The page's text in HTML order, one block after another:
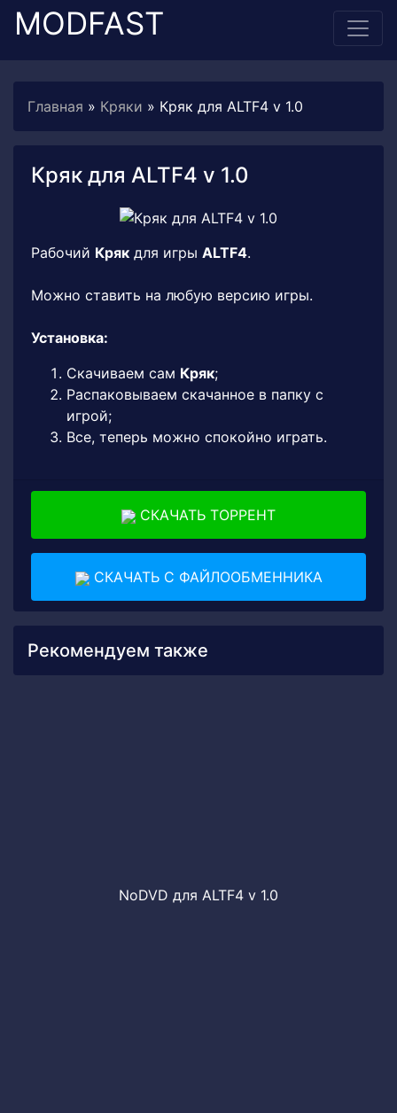
MODFAST
Главная » Кряки » Кряк для ALTF4 v 1.0
Кряк для ALTF4 v 1.0
Рабочий Кряк для игры ALTF4.
Можно ставить на любую версию игры.
Установка:
Скачиваем сам Кряк;
Распаковываем скачанное в папку с
игрой;
Все, теперь можно спокойно играть.
СКАЧАТЬ ТОРРЕНТ
СКАЧАТЬ С ФАЙЛООБМЕННИКА
Рекомендуем также
NoDVD для ALTF4 v 1.0